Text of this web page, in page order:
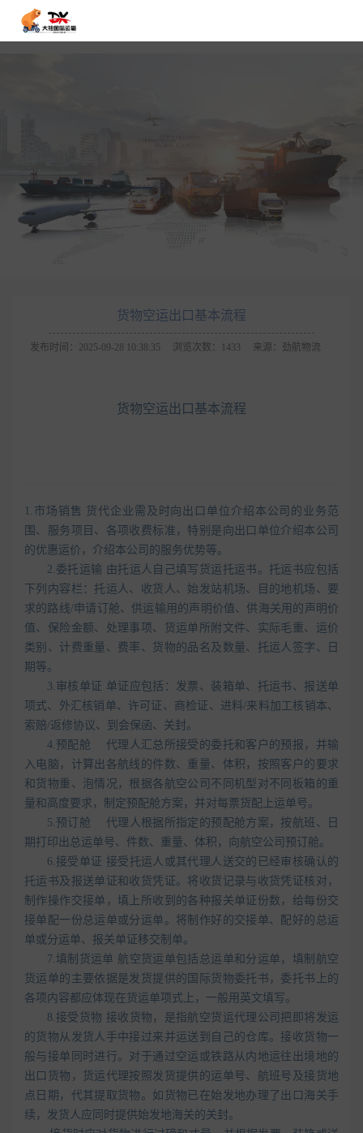
货物空运出口基本流程
发布时间：2025-09-28 10:38:35 浏览次数：1433 来源：劲航物流
货物空运出口基本流程
1.市场销售 货代企业需及时向出口单位介绍本公司的业务范
围、服务项目、各项收费标准，特别是向出口单位介绍本公司
的优惠运价，介绍本公司的服务优势等。
2.委托运输 由托运人自己填写货运托运书。托运书应包括
下列内容栏：托运人、收货人、始发站机场、目的地机场、要
求的路线/申请订舱、供运输用的声明价值、供海关用的声明价
值、保险金额、处理事项、货运单所附文件、实际毛重、运价
类别、计费重量、费率、货物的品名及数量、托运人签字、日
期等。
3.审核单证 单证应包括：发票、装箱单、托运书、报送单
项式、外汇核销单、许可证、商检证、进料/来料加工核销本、
索赔/返修协议、到会保函、关封。
4.预配舱 代理人汇总所接受的委托和客户的预报，并输
入电脑，计算出各航线的件数、重量、体积，按照客户的要求
和货物重、泡情况，根据各航空公司不同机型对不同板箱的重
量和高度要求，制定预配舱方案，并对每票货配上运单号。
5.预订舱 代理人根据所指定的预配舱方案，按航班、日
期打印出总运单号、件数、重量、体积，向航空公司预订舱。
6.接受单证 接受托运人或其代理人送交的已经审核确认的
托运书及报送单证和收货凭证。将收货记录与收货凭证核对，
制作操作交接单，填上所收到的各种报关单证份数，给每份交
接单配一份总运单或分运单。将制作好的交接单、配好的总运
单或分运单、报关单证移交制单。
7.填制货运单 航空货运单包括总运单和分运单，填制航空
货运单的主要依据是发货提供的国际货物委托书，委托书上的
各项内容都应体现在货运单项式上，一般用英文填写。
8.接受货物 接收货物，是指航空货运代理公司把即将发运
的货物从发货人手中接过来并运送到自己的仓库。接收货物一
般与接单同时进行。对于通过空运或铁路从内地运往出境地的
出口货物，货运代理按照发货提供的运单号、航班号及接货地
点日期，代其提取货物。如货物已在始发地办理了出口海关手
续，发货人应同时提供始发地海关的关封。